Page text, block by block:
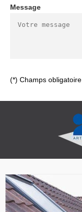
Message
(*) Champs obligatoire